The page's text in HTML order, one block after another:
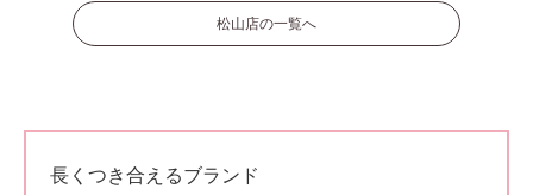
松山店の一覧へ
長くつき合えるブランド